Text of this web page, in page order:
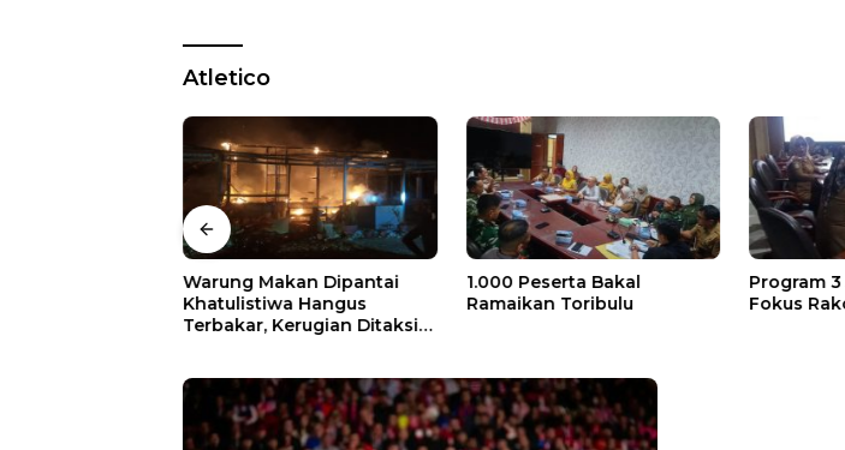
Atletico
1.000 Peserta Bakal
Ramaikan Toribulu
Program 3 Juta Rumah Jadi
Fokus Rakor
Asep N.
Audiensi